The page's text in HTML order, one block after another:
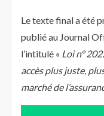
Le texte final a été
publié au Journal
l’intitulé « Loi n°
accès plus juste,
marché de